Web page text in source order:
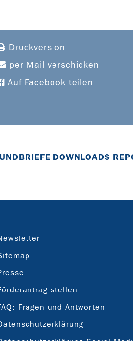
Druckversion
per Mail verschicken
Auf Facebook teilen
DOWNLOADS
stellen
Fragen und Antworten